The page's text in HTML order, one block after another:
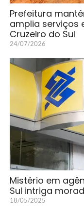
Prefeitura
amplia serviços
Cruzeiro do Sul
24/07/2026
Mistério em
Sul intriga
18/05/2025